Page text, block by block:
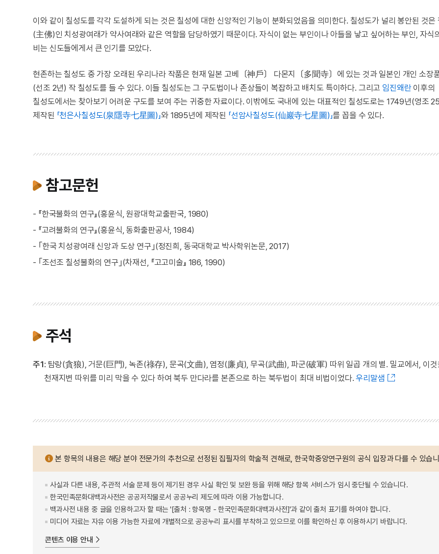
이와 같이 칠성도를 각각 도설하게 되는 것은 칠성에 대한 신앙적인 기능이 분화되었음을 의미한다. 칠성도가 널리 봉안된 것은
(主佛)인 치성광여래가 약사여래와 같은 역할을 담당하였기 때문이다. 자식이 없는 부인이나 아들을 낳고 싶어하는 부인, 자식
비는 신도들에게서 큰 인기를 모았다.
현존하는 칠성도 중 가장 오래된 우리나라 작품은 현재 일본 고베〔神戶〕 다몬지〔多聞寺〕에 있는 것과 일본인 개인 소장
(선조 2년) 작 칠성도를 들 수 있다. 이들 칠성도는 그 구도법이나 존상들이 복잡하고 배치도 특이하다. 그리고 임진왜란이후의
칠성도에서는 찾아보기 어려운 구도를 보여 주는 귀중한 자료이다. 이밖에도 국내에 있는 대표적인 칠성도로는 1749년(영조
제작된 「천은사칠성도(泉隱寺七星圖)」와 1895년에 제작된 「선암사칠성도(仙巖寺七星圖)」를 꼽을 수 있다.
참고문헌
- 『한국불화의 연구』(홍윤식, 원광대학교출판국, 1980)
- 『고려불화의 연구』(홍윤식, 동화출판공사, 1984)
- ｢한국 치성광여래 신앙과 도상 연구｣(정진희, 동국대학교 박사학위논문, 2017)
- ｢조선조 칠성불화의 연구｣(차재선, 『고고미술』 186, 1990)
주석
주1: 탐랑(貪狼), 거문(巨門), 녹존(祿存), 문곡(文曲), 염정(廉貞), 무곡(武曲), 파군(破軍) 따위 일곱 개의 별. 밀교에서, 이것
천재지변 따위를 미리 막을 수 있다 하여 북두 만다라를 본존으로 하는 북두법이 최대 비법이었다.우리말샘
본 항목의 내용은 해당 분야 전문가의 추천으로 선정된 집필자의 학술적 견해로, 한국학중앙연구원의 공식 입장과 다를 수 있습
사실과 다른 내용, 주관적 서술 문제 등이 제기된 경우 사실 확인 및 보완 등을 위해 해당 항목 서비스가 임시 중단될 수 있습니다.
한국민족문화대백과사전은 공공저작물로서 공공누리 제도에 따라 이용 가능합니다.
백과사전 내용 중 글을 인용하고자 할 때는 '[출처 : 항목명 - 한국민족문화대백과사전]'과 같이 출처 표기를 하여야 합니다.
미디어 자료는 자유 이용 가능한 자료에 개별적으로 공공누리 표시를 부착하고 있으므로 이를 확인하신 후 이용하시기 바랍니다.
콘텐츠 이용 안내